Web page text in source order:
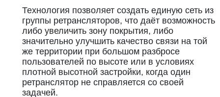
Технология позволяет создать единую сеть из
группы ретрансляторов, что даёт возможность
либо увеличить зону покрытия, либо
значительно улучшить качество связи на той
же территории при большом разбросе
пользователей по высоте или в условиях
плотной высотной застройки, когда один
ретранслятор не справляется со своей
задачей.